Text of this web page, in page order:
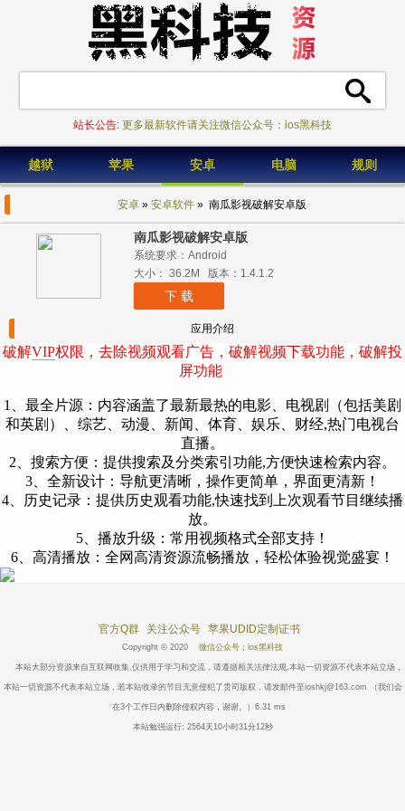
站长公告: 更多最新软件请关注微信公众号：ios黑科技
越狱 苹果 安卓 电脑 规则
安卓 » 安卓软件 » 南瓜影视破解安卓版
南瓜影视破解安卓版
系统要求：Android
大小： 36.2M 版本：1.4.1.2
下 载
应用介绍
破解VIP权限， 去除视频观看广告， 破解视频下载功能， 破解投
屏功能
1、最全片源：内容涵盖了最新最热的电影、电视剧（包括美剧
和英剧）、综艺、动漫、新闻、体育、娱乐、财经,热门电视台
直播。
2、搜索方便：提供搜索及分类索引功能,方便快速检索内容。
3、全新设计：导航更清晰，操作更简单，界面更清新！
4、历史记录：提供历史观看功能,快速找到上次观看节目继续播
放。
5、播放升级：常用视频格式全部支持！
6、高清播放：全网高清资源流畅播放，轻松体验视觉盛宴！
官方Q群 关注公众号 苹果UDID定制证书
Copyright © 2020 微信公众号：ios黑科技
本站大部分资源来自互联网收集,仅供用于学习和交流，请遵循相关法律法规,本站一切资源不代表本站立场，
本站一切资源不代表本站立场，若本站收录的节目无意侵犯了贵司版权，请发邮件至ioshkj@163.com （我们会
在3个工作日内删除侵权内容，谢谢。）6.31 ms
本站勉强运行: 2564天10小时31分12秒